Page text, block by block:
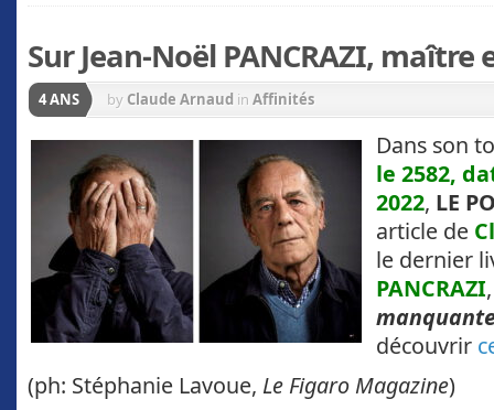
Sur Jean-Noël PANCRAZI, maître
4 ANS by Claude Arnaud in Affinités
Dans son
le 2582,
2022, LE
article de
le dernier
PANCRAZI
découvrir
(ph: Stéphanie Lavoue, Le Figaro Magazine)